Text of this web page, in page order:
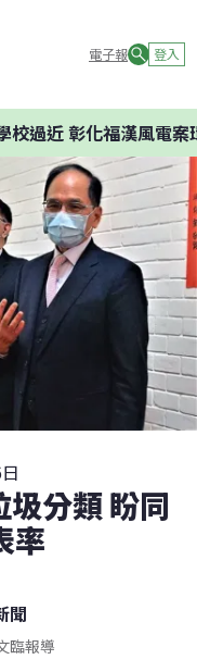
電子報 登入
彰化福漢風電案環委
分類 盼同
率
聞
臨報導